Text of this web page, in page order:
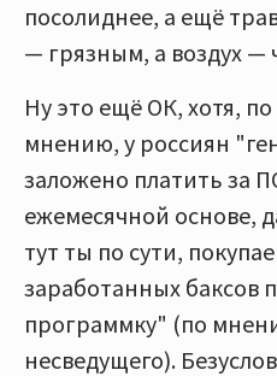
посолиднее, а ещё
— грязным, а воздух —
Ну это ещё ОК, хотя,
мнению, у россиян
заложено платить за
ежемесячной основе,
тут ты по сути,
заработанных баксов
программку" (по
несведущего).